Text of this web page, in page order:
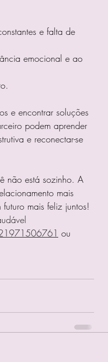
e falta de
emocional e ao
e encontrar soluções
podem aprender
e reconectar-se
não está sozinho. A
mais
mais feliz juntos!
ou